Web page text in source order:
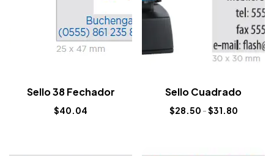
Sello 38 Fechador
$40.04
Sello Cuadrado
$28.50 -$31.80